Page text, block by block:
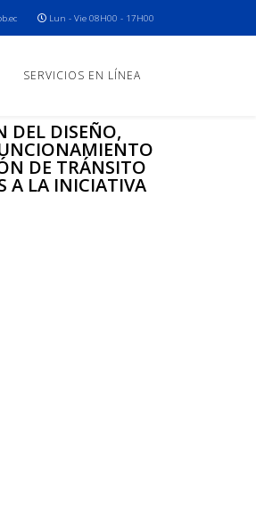
Lun - Vie 08H00 - 17H00
SERVICIOS EN LÍNEA
DEL DISEÑO,
DE TRÁNSITO
A LA INICIATIVA